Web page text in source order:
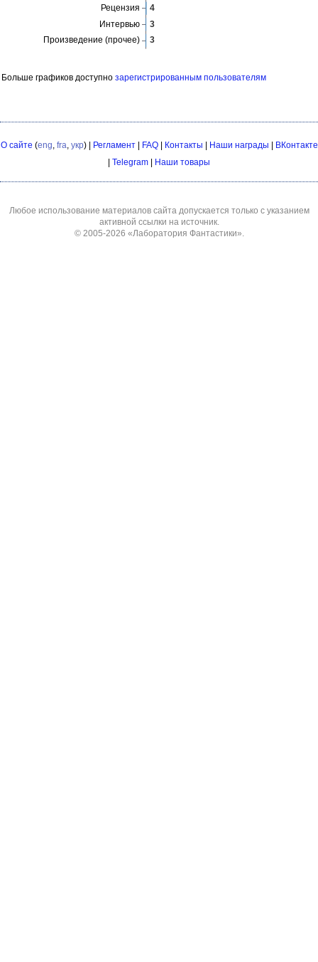
Больше графиков доступно зарегистрированным пользователям
О сайте (eng, fra, укр) | Регламент| FAQ| Контакты Наши награды
ВКонтакте
Telegram Наши товары
Любое использование материалов сайта допускается только с указанием
активной ссылки на источник.
© 2005-2026 «Лаборатория Фантастики».